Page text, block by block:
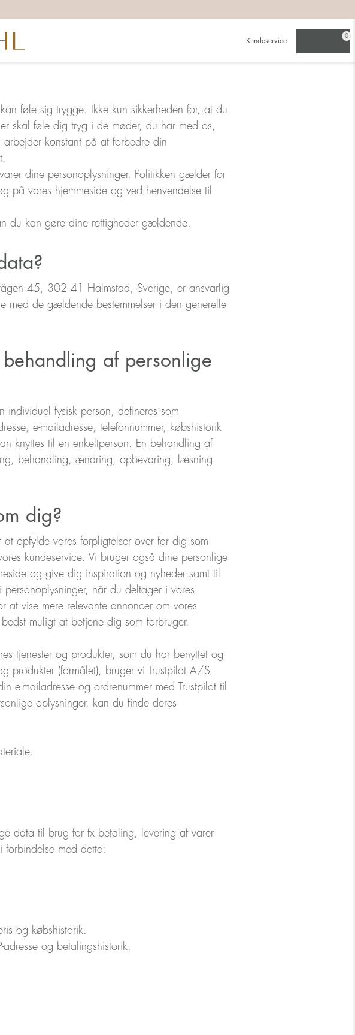
Kundeservice
0
føle sig trygge. Ikke kun sikkerheden for, at du
skal føle dig tryg i de møder, du har med os,
konstant på at forbedre din
dine personoplysninger. Politikken gælder for
på vores hjemmeside og ved henvendelse til
du kan gøre dine rettigheder gældende.
45, 302 41 Halmstad, Sverige, er ansvarlig
med de gældende bestemmelser i den generelle
af personlige
fysisk person, defineres som
e-mailadresse, telefonnummer, købshistorik
knyttes til en enkeltperson. En behandling af
behandling, ændring, opbevaring, læsning
dig?
opfylde vores forpligtelser over for dig som
kundeservice. Vi bruger også dine personlige
og give dig inspiration og nyheder samt til
når du deltager i vores
at vise mere relevante annoncer om vores
muligt at betjene dig som forbruger.
tjenester og produkter, som du har benyttet og
produkter (formålet), bruger vi Trustpilot A/S
e-mailadresse og ordrenummer med Trustpilot til
oplysninger, kan du finde deres
data til brug for fx betaling, levering af varer
forbindelse med dette:
og købshistorik.
og betalingshistorik.